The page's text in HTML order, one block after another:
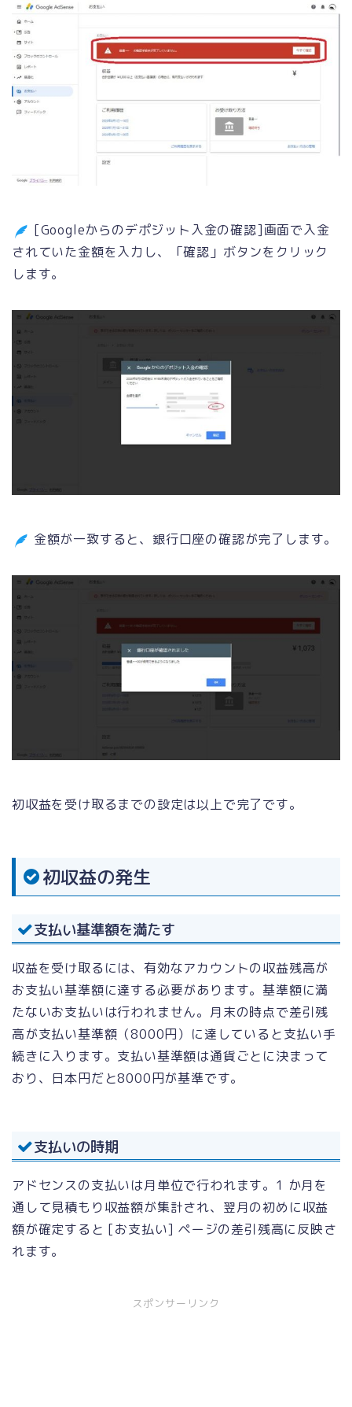
[Googleからのデポジット入金の確認]画面で入金
されていた金額を入力し、「確認」ボタンをクリック
します。
金額が一致すると、銀行口座の確認が完了します。
初収益を受け取るまでの設定は以上で完了です。
初収益の発生
支払い基準額を満たす
収益を受け取るには、有効なアカウントの収益残高が
お支払い基準額に達する必要があります。基準額に満
たないお支払いは行われません。月末の時点で差引残
高が支払い基準額（8000円）に達していると支払い手
続きに入ります。支払い基準額は通貨ごとに決まって
おり、日本円だと8000円が基準です。
支払いの時期
アドセンスの支払いは月単位で行われます。1 か月を
通して見積もり収益額が集計され、翌月の初めに収益
額が確定すると [お支払い] ページの差引残高に反映さ
れます。
スポンサーリンク